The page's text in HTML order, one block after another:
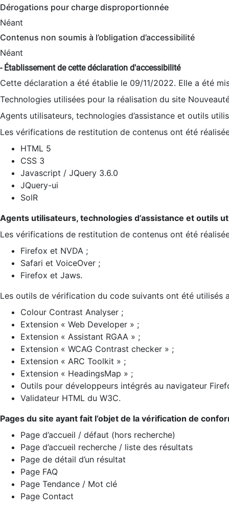
Dérogations pour charge disproportionnée
Néant
Contenus non soumis à l’obligation d’accessibilité
Néant
- Établissement de cette déclaration d'accessibilité
Cette déclaration a été établie le 09/11/2022. Elle a été
Technologies utilisées pour la réalisation du site
Agents utilisateurs, technologies d’assistance et outils
Les vérifications de restitution de contenus ont été
HTML 5
CSS 3
Javascript / JQuery 3.6.0
JQuery-ui
SolR
Agents utilisateurs, technologies d’assistance et outils
Les vérifications de restitution de contenus ont été
Firefox et NVDA ;
Safari et VoiceOver ;
Firefox et Jaws.
Les outils de vérification du code suivants ont été utilisés
Colour Contrast Analyser ;
Extension « Web Developer » ;
Extension « Assistant RGAA » ;
Extension « WCAG Contrast checker » ;
Extension « ARC Toolkit » ;
Extension « HeadingsMap » ;
Outils pour développeurs intégrés au navigateur
Validateur HTML du W3C.
Pages du site ayant fait l’objet de la vérification de
Page d’accueil / défaut (hors recherche)
Page d’accueil recherche / liste des résultats
Page de détail d’un résultat
Page FAQ
Page Tendance / Mot clé
Page Contact